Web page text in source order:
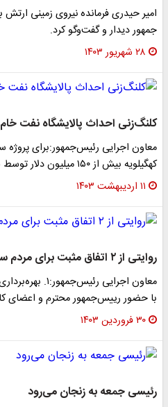
امیر حیدری فرمانده نیروی زمینی ارتش
جمهور دیدار و گفت‌وگو کرد.
۲۸ شهریور ۱۴۰۳
کلنگ‌زنی احداث پالایشگاه نفت خام
معاون اجرایی رئیس‌جمهور:برای پروژه
کهگیلویه بیش از ۱۵۰ میلیون دلار توسط بخش خصوصی سرمایه‌گذاری…
۱۱ اردیبهشت ۱۴۰۳
روایتی از ۲ اتفاق مثبت برای مردم سمنان
معاون اجرایی
با حضور رییس‌جمهور محترم و اعضای
۳۰ فروردین ۱۴۰۳
رئیسی جمعه به زنجان می‌رود